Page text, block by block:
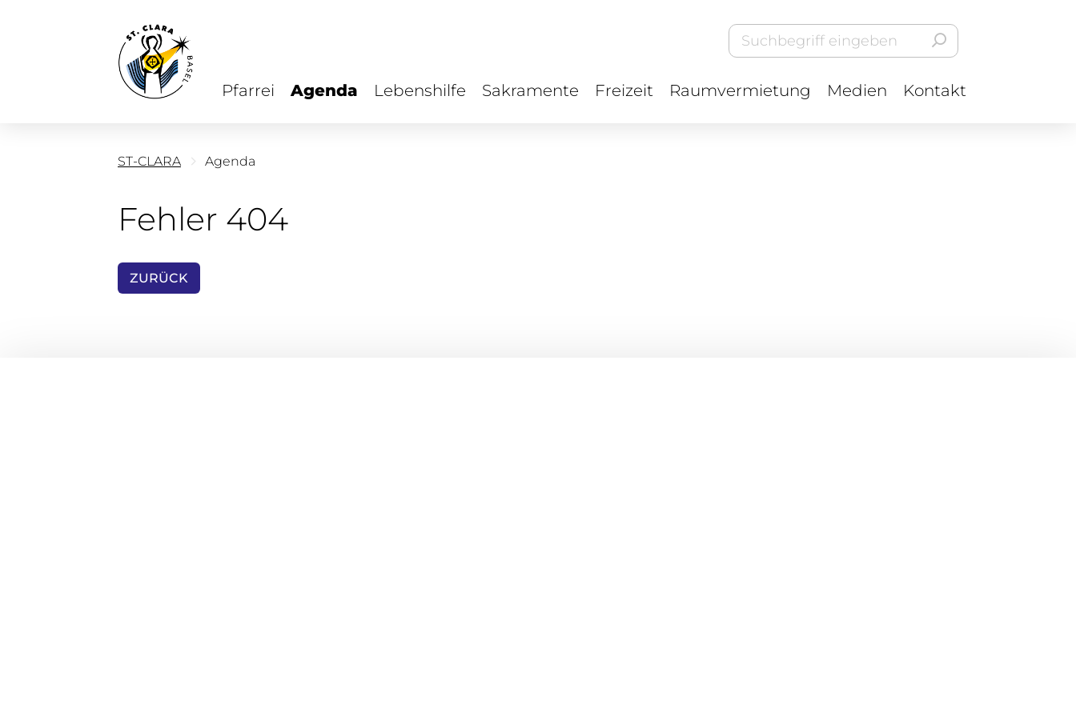
Pfarrei Agenda Lebenshilfe Sakramente Freizeit Raumvermietung Medien Kontakt
ST-CLARA Agenda
Fehler 404
ZURÜCK